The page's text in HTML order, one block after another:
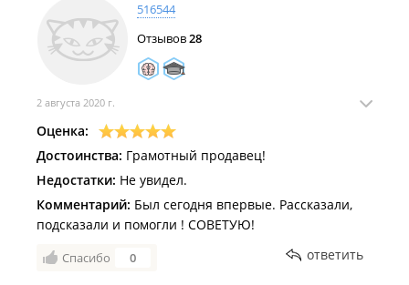
516544
Отзывов28
2 августа 2020 г.
Оценка:
Достоинства: Грамотный продавец!
Недостатки: Не увидел.
Комментарий: Был сегодня впервые. Рассказали,
подсказали и помогли ! СОВЕТУЮ!
Спасибо 0 ответить